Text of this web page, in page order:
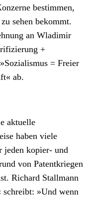
bestimmen,
sehen bekommt.
an Wladimir
+
= Freier
ab.
aktuelle
haben viele
jeden kopier- und
von Patentkriegen
Richard Stallmann
schreibt: »Und wenn